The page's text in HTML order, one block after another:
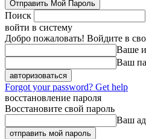
Поиск
войти в систему
Добро пожаловать! Войдите в
Ваше
Ваш
Forgot your password? Get help
восстановление пароля
Восстановите свой пароль
Ваш